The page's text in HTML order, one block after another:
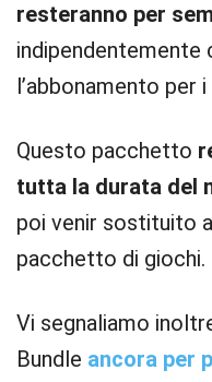
resteranno per
indipendentemente
l’abbonamento per
Questo pacchetto
tutta la durata del
poi venir sostituito
pacchetto di giochi.
Vi segnaliamo
Bundle ancora per